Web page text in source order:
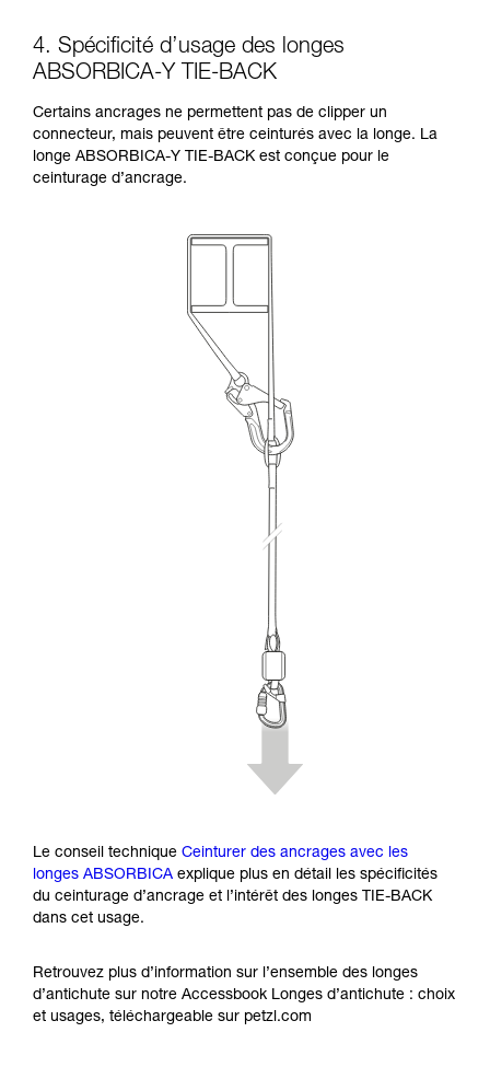
4. Spécificité d’usage des longes
ABSORBICA-Y TIE-BACK
Certains ancrages ne permettent pas de clipper un
connecteur, mais peuvent être ceinturés avec la longe. La
longe ABSORBICA-Y TIE-BACK est conçue pour le
ceinturage d’ancrage.
Le conseil technique Ceinturer des ancrages avec les
longes ABSORBICA explique plus en détail les spécificités
du ceinturage d’ancrage et l’intérêt des longes TIE-BACK
dans cet usage.
Retrouvez plus d’information sur l’ensemble des longes
d’antichute sur notre Accessbook Longes d’antichute : choix
et usages, téléchargeable sur petzl.com